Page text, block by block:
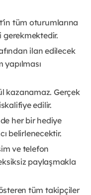
tüm oturumlarına
gerekmektedir.
ilan edilecek
kazanamaz. Gerçek
edilir.
her bir hediye
belirlenecektir.
ve telefon
paylaşmakla
tüm takipçiler